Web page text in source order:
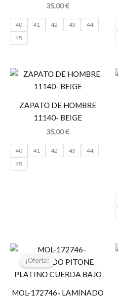
35,00€
40 41 42 43
44
45
ZAPATO DE HOMBRE
11140- BEIGE
35,00€
40 41 42 43
44
45
¡Oferta!
MOL-172746- LAMINADO
El
original
era:
El
actual
es: